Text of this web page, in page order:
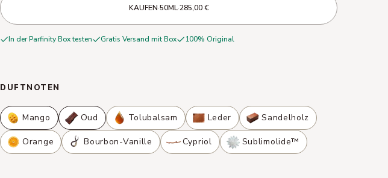
KAUFEN·50ML·285,00 €
In der Parfinity Box testen Gratis Versand mit Box 100% Original
DUFTNOTEN
Mango Oud Tolubalsam Leder Sandelholz
Orange Bourbon-Vanille Cypriol Sublimolide™